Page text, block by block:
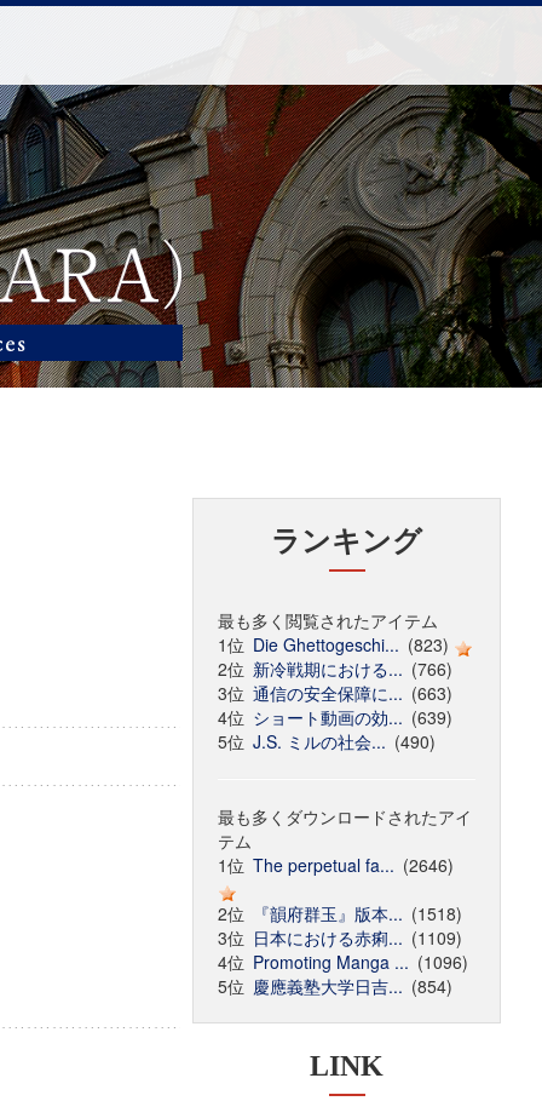
ランキング
最も多く閲覧されたアイテム
1位 Die Ghettogeschi... (823)
2位 新冷戦期における... (766)
3位 通信の安全保障に... (663)
4位 ショート動画の効... (639)
5位 J.S. ミルの社会... (490)
最も多くダウンロードされたアイ
テム
1位 The perpetual fa... (2646)
2位
『韻府群玉』版本... (1518)
3位 日本における赤痢... (1109)
4位 Promoting Manga ... (1096)
5位 慶應義塾大学日吉... (854)
LINK